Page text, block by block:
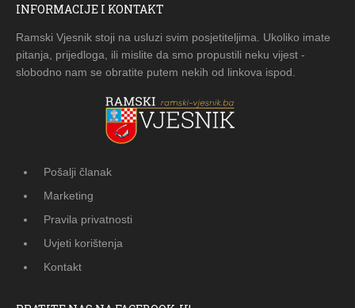
INFORMACIJE I KONTAKT
Ramski Vjesnik stoji na usluzi svim posjetiteljima. Ukoliko imate
pitanja, prijedloga, ili mislite da smo propustili neku vijest -
slobodno nam se obratite putem nekih od linkova ispod.
Pošalji članak
Marketing
Pravila privatnosti
Uvjeti korištenja
Kontakt